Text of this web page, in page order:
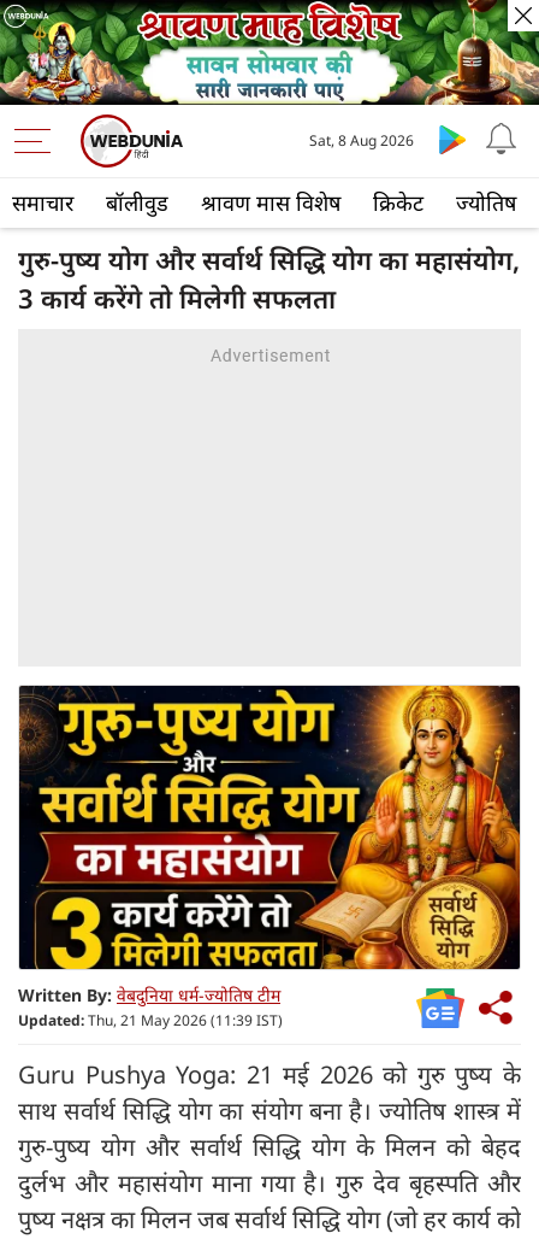
समाचार बॉलीवुड श्रावण मास विशेष क्रिकेट ज्योतिष
Sat, 8 Aug 2026
गुरु-पुष्य योग और सर्वार्थ सिद्धि योग का महासंयोग,
3 कार्य करेंगे तो मिलेगी सफलता
Written By: वेबदुनिया धर्म-ज्योतिष टीम
Updated:Thu, 21 May 2026 (11:39 IST)
Guru Pushya Yoga: 21 मई 2026 को गुरु पुष्य के
साथ सर्वार्थ सिद्धि योग का संयोग बना है। ज्योतिष शास्त्र में
गुरु-पुष्य योग और सर्वार्थ सिद्धि योग के मिलन को बेहद
दुर्लभ और महासंयोग माना गया है। गुरु देव बृहस्पति और
पुष्य नक्षत्र का मिलन जब सर्वार्थ सिद्धि योग (जो हर कार्य को